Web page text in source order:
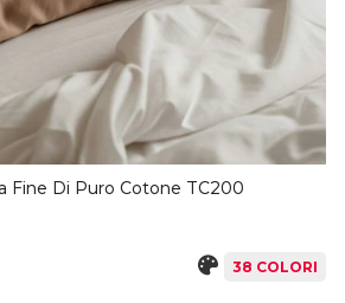
Fine Di Puro Cotone TC200
38 COLORI